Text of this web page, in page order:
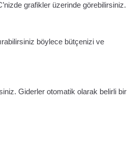
grafikler üzerinde görebilirsiniz.
böylece bütçenizi ve
Giderler otomatik olarak belirli bir